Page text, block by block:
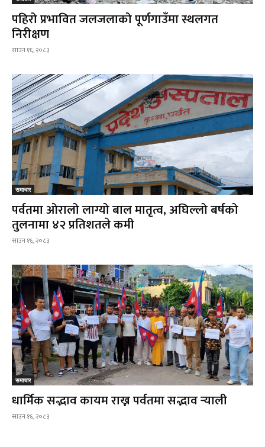
पहिरो प्रभावित जलजलाको पूर्णगाउँमा स्थलगत
निरीक्षण
साउन १६, २०८३
समाचार
पर्वतमा ओरालो लाग्यो बाल मातृत्व, अघिल्लो बर्षको
तुलनामा ४२ प्रतिशतले कमी
साउन १६, २०८३
समाचार
धार्मिक सद्भाव कायम राख्न पर्वतमा सद्भाव र्‍याली
साउन १६, २०८३